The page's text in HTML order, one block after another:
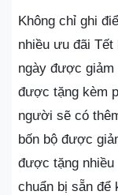
Không chỉ ghi
nhiều ưu đãi Tết
ngày được
được tặng kèm
người sẽ có
bốn bộ được
được tặng
chuẩn bị sẵn để